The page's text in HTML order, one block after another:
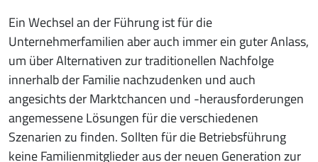
Ein Wechsel an der Führung ist für die
Unternehmerfamilien aber auch immer ein guter Anlass,
um über Alternativen zur traditionellen Nachfolge
innerhalb der Familie nachzudenken und auch
angesichts der Marktchancen und -herausforderungen
angemessene Lösungen für die verschiedenen
Szenarien zu finden. Sollten für die Betriebsführung
keine Familienmitglieder aus der neuen Generation zur